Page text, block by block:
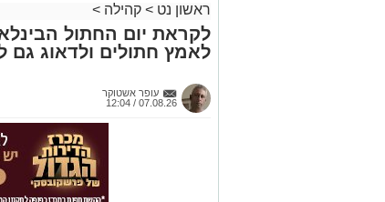
ראשון נט > קהילה >
לקראת יום החתול
לאמץ חתולים ולדאוג גם
עופר אשטוקר
07.08.26 / 12:04